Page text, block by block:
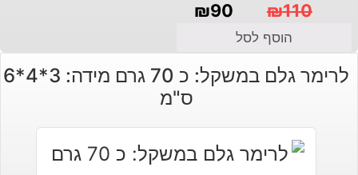
₪110
המקורי
היה:
₪90
הנוכחי
הוא:
הוסף לסל
לרימר גלם במשקל: כ 70 גרם מידה: 3*4*6
ס"מ